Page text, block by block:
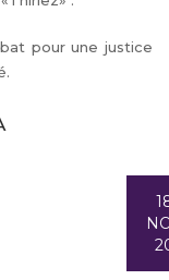
pour une justice